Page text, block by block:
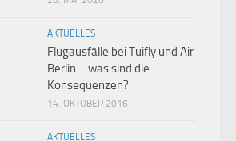
AKTUELLES
Flugausfälle bei Tuifly und Air
Berlin – was sind die
Konsequenzen?
14. OKTOBER 2016
AKTUELLES